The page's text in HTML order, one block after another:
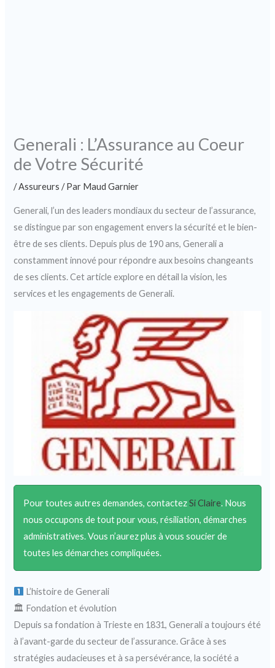
Generali : L’Assurance au Coeur
de Votre Sécurité
/Assureurs / Par Maud Garnier
Generali, l’un des leaders mondiaux du secteur de l’assurance,
se distingue par son engagement envers la sécurité et le bien-
être de ses clients. Depuis plus de 190 ans, Generali a
constamment innové pour répondre aux besoins changeants
de ses clients. Cet article explore en détail la vision, les
services et les engagements de Generali.
Pour toutes autres demandes, contactezSi Claire. Nous
nous occupons de tout pour vous, résiliation, démarches
administratives. Vous n’aurez plus à vous soucier de
toutes les démarches compliquées.
L’histoire de Generali
🏛 Fondation et évolution
Depuis sa fondation à Trieste en 1831, Generali a toujours été
à l’avant-garde du secteur de l’assurance. Grâce à ses
stratégies audacieuses et à sa persévérance, la société a